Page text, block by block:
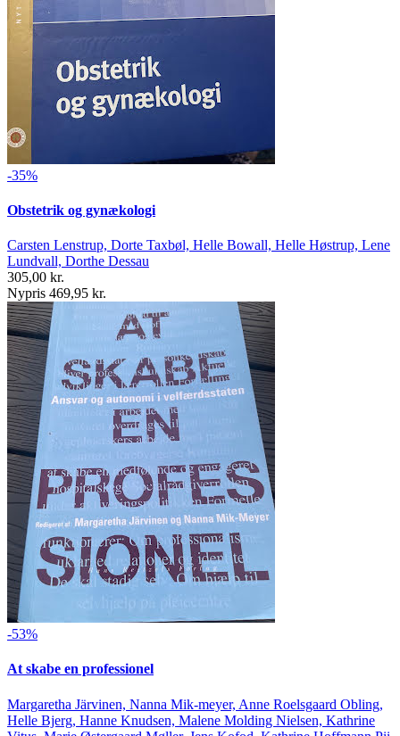
-35%
Obstetrik og gynækologi
Carsten Lenstrup, Dorte Taxbøl, Helle Bowall, Helle Høstrup, Lene
Lundvall, Dorthe Dessau
305,00 kr.
Nypris 469,95 kr.
-53%
At skabe en professionel
Margaretha Järvinen, Nanna Mik-meyer, Anne Roelsgaard Obling,
Helle Bjerg, Hanne Knudsen, Malene Molding Nielsen, Kathrine